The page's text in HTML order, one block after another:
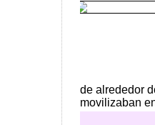
de alrededor
movilizaban